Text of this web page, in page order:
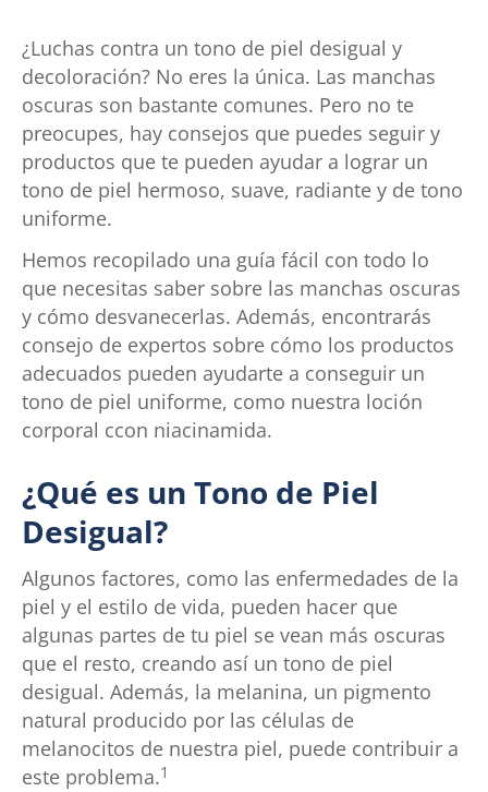
¿Luchas contra un tono de piel desigual y
decoloración? No eres la única. Las manchas
oscuras son bastante comunes. Pero no te
preocupes, hay consejos que puedes seguir y
productos que te pueden ayudar a lograr un
tono de piel hermoso, suave, radiante y de tono
uniforme.
Hemos recopilado una guía fácil con todo lo
que necesitas saber sobre las manchas oscuras
y cómo desvanecerlas. Además, encontrarás
consejo de expertos sobre cómo los productos
adecuados pueden ayudarte a conseguir un
tono de piel uniforme, como nuestra loción
corporal ccon niacinamida.
¿Qué es un Tono de Piel
Desigual?
Algunos factores, como las enfermedades de la
piel y el estilo de vida, pueden hacer que
algunas partes de tu piel se vean más oscuras
que el resto, creando así un tono de piel
desigual. Además, la melanina, un pigmento
natural producido por las células de
melanocitos de nuestra piel, puede contribuir a
este problema.1